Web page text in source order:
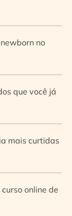
no
que você já
mais curtidas
online de